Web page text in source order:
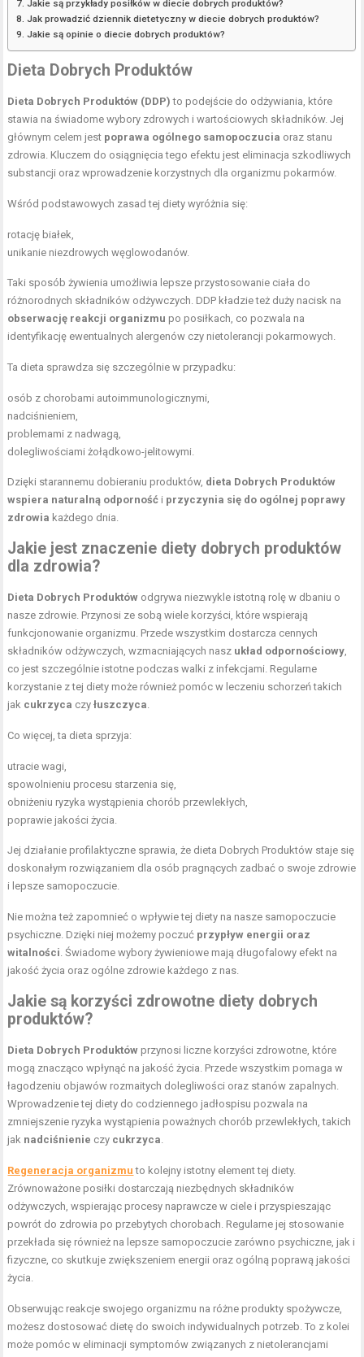
Jakie są przykłady posiłków w diecie dobrych produktów?
Jak prowadzić dziennik dietetyczny w diecie dobrych produktów?
Jakie są opinie o diecie dobrych produktów?
Dieta Dobrych Produktów
Dieta Dobrych Produktów (DDP) to podejście do odżywiania, które
stawia na świadome wybory zdrowych i wartościowych składników. Jej
głównym celem jest poprawa ogólnego samopoczucia oraz stanu
zdrowia. Kluczem do osiągnięcia tego efektu jest eliminacja szkodliwych
substancji oraz wprowadzenie korzystnych dla organizmu pokarmów.
Wśród podstawowych zasad tej diety wyróżnia się:
rotację białek,
unikanie niezdrowych węglowodanów.
Taki sposób żywienia umożliwia lepsze przystosowanie ciała do
różnorodnych składników odżywczych. DDP kładzie też duży nacisk na
obserwację reakcji organizmu po posiłkach, co pozwala na
identyfikację ewentualnych alergenów czy nietolerancji pokarmowych.
Ta dieta sprawdza się szczególnie w przypadku:
osób z chorobami autoimmunologicznymi,
nadciśnieniem,
problemami z nadwagą,
dolegliwościami żołądkowo-jelitowymi.
Dzięki starannemu dobieraniu produktów, dieta Dobrych Produktów
wspiera naturalną odporność i przyczynia się do ogólnej poprawy
zdrowia każdego dnia.
Jakie jest znaczenie diety dobrych produktów
dla zdrowia?
Dieta Dobrych Produktów odgrywa niezwykle istotną rolę w dbaniu o
nasze zdrowie. Przynosi ze sobą wiele korzyści, które wspierają
funkcjonowanie organizmu. Przede wszystkim dostarcza cennych
składników odżywczych, wzmacniających nasz układ odpornościowy,
co jest szczególnie istotne podczas walki z infekcjami. Regularne
korzystanie z tej diety może również pomóc w leczeniu schorzeń takich
jak cukrzyca czyłuszczyca.
Co więcej, ta dieta sprzyja:
utracie wagi,
spowolnieniu procesu starzenia się,
obniżeniu ryzyka wystąpienia chorób przewlekłych,
poprawie jakości życia.
Jej działanie profilaktyczne sprawia, że dieta Dobrych Produktów staje się
doskonałym rozwiązaniem dla osób pragnących zadbać o swoje zdrowie
i lepsze samopoczucie.
Nie można też zapomnieć o wpływie tej diety na nasze samopoczucie
psychiczne. Dzięki niej możemy poczuć przypływ energii oraz
witalności. Świadome wybory żywieniowe mają długofalowy efekt na
jakość życia oraz ogólne zdrowie każdego z nas.
Jakie są korzyści zdrowotne diety dobrych
produktów?
Dieta Dobrych Produktów przynosi liczne korzyści zdrowotne, które
mogą znacząco wpłynąć na jakość życia. Przede wszystkim pomaga w
łagodzeniu objawów rozmaitych dolegliwości oraz stanów zapalnych.
Wprowadzenie tej diety do codziennego jadłospisu pozwala na
zmniejszenie ryzyka wystąpienia poważnych chorób przewlekłych, takich
jak nadciśnienie czy cukrzyca.
Regeneracja organizmu to kolejny istotny element tej diety.
Zrównoważone posiłki dostarczają niezbędnych składników
odżywczych, wspierając procesy naprawcze w ciele i przyspieszając
powrót do zdrowia po przebytych chorobach. Regularne jej stosowanie
przekłada się również na lepsze samopoczucie zarówno psychiczne, jak i
fizyczne, co skutkuje zwiększeniem energii oraz ogólną poprawą jakości
życia.
Obserwując reakcje swojego organizmu na różne produkty spożywcze,
możesz dostosować dietę do swoich indywidualnych potrzeb. To z kolei
może pomóc w eliminacji symptomów związanych z nietolerancjami